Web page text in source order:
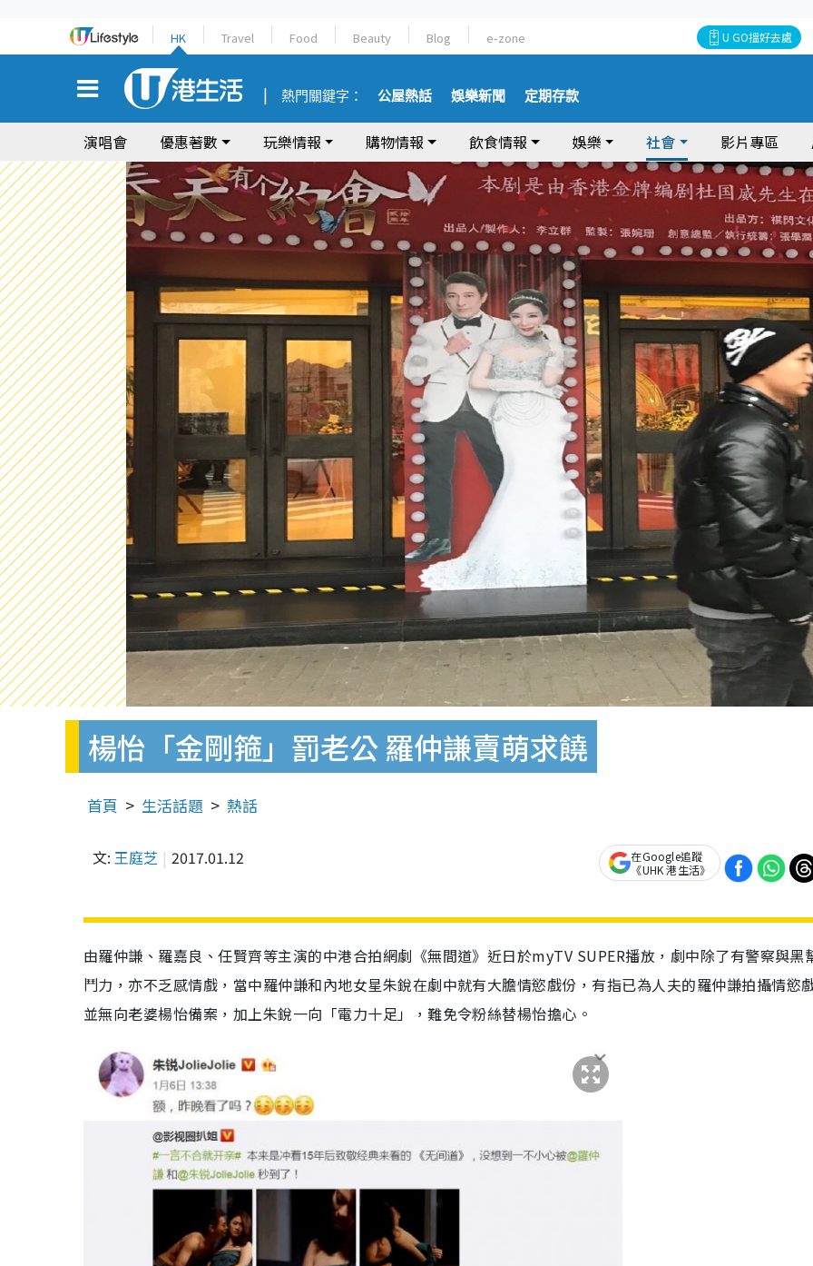
HK Travel Food Beauty Blog e-zone U GO搵好去處
熱門關鍵字： 公屋熱話 娛樂新聞 定期存款
演唱會 優惠著數 玩樂情報 購物情報 飲食情報 娛樂 社會 影片專區
楊怡「金剛箍」罰老公 羅仲謙賣萌求饒
首頁 生活話題 熱話
文: 王庭芝 2017.01.12
在Google追蹤
《UHK 港生活》
由羅仲謙、羅嘉良、任賢齊等主演的中港合拍網劇《無間道》近日於myTV SUPER播放，劇中除了有警察與黑
鬥力，亦不乏感情戲，當中羅仲謙和內地女星朱銳在劇中就有大膽情慾戲份，有指已為人夫的羅仲謙拍攝情慾
並無向老婆楊怡備案，加上朱銳一向「電力十足」，難免令粉絲替楊怡擔心。